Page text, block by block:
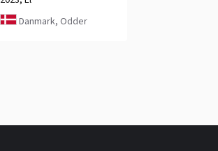
Danmark, Odder